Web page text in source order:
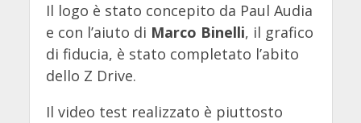
Il logo è stato concepito da Paul Audia
e con l’aiuto di Marco Binelli, il grafico
di fiducia, è stato completato l’abito
dello Z Drive.
Il video test realizzato è piuttosto